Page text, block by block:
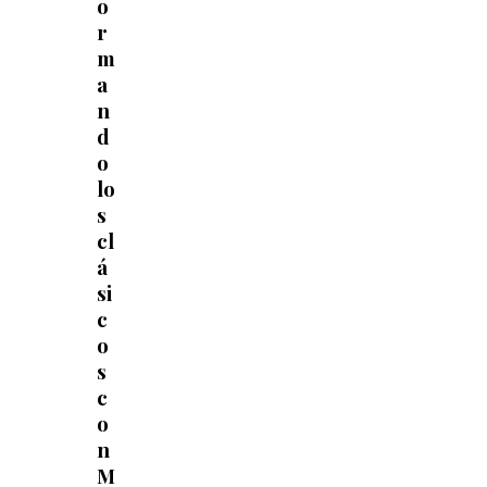
o
r
m
a
n
d
o
lo
s
cl
á
si
c
o
s
c
o
n
M